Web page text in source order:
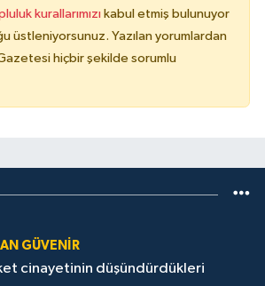
kurallarımızı kabul etmiş bulunuyor
üstleniyorsunuz. Yazılan yorumlardan
Gazetesi hiçbir şekilde sorumlu
GÜVENİR
cinayetinin düşündürdükleri